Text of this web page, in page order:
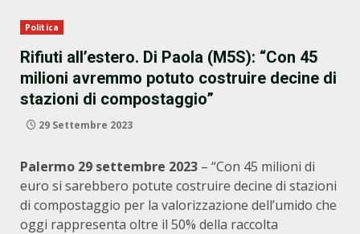
Politica
Rifiuti all’estero. Di Paola (M5S): “Con 45
milioni avremmo potuto costruire decine di
stazioni di compostaggio”
29 Settembre 2023
Palermo 29 settembre 2023 – “Con 45 milioni di
euro si sarebbero potute costruire decine di stazioni
di compostaggio per la valorizzazione dell’umido che
oggi rappresenta oltre il 50% della raccolta